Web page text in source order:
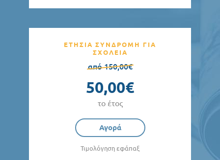
ΕΤΗΣΙΑ ΣΥΝΔΡΟΜΗ ΓΙΑ
ΣΧΟΛΕΙΑ
από 150,00€
50,00€
το έτος
Αγορά
Τιμολόγηση εφάπαξ